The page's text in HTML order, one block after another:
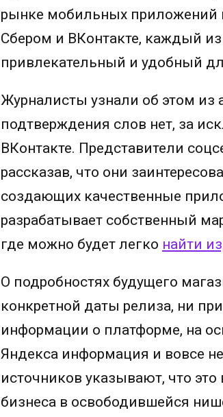
рынке мобильных приложений
Сбером и ВКонтакте, каждый
привлекательный и удобный
Журналисты узнали об этом из
подтверждения слов нет, за
ВКонтакте. Представители
рассказав, что они
создающих качественные
разрабатывает собственный
где можно будет легко найти
О подробностях будущего
конкретной даты релиза, ни
информации о платформе, на
Яндекса информация и вовсе
источников указывают, что
бизнеса в освободившейся